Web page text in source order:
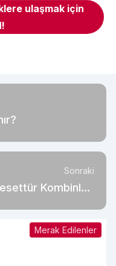
ulaşmak için
Sonraki
Kombinleri
Merak Edilenler